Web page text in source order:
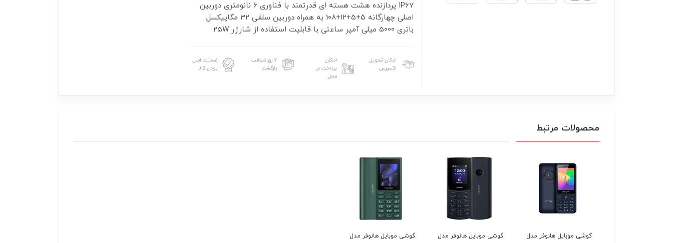
IP67 پردازنده هشت هسته ای قدرتمند با فناوری 6 نانومتری دوربین
اصلی چهارگانه 5+5+12+108 به همراه دوربین سلفی 32 مگاپیکسل
باتری 5000 میلی آمپر ساعتی با قابلیت استفاده از شارژر 25W
امکان تحویل
اکسپرس
امکان
پرداخت در
محل
۷ روز ضمانت
بازگشت
ضمانت اصل
بودن کالا
محصولات مرتبط
گوشی موبایل هانوفر مدل
گوشی موبایل هانوفر مدل
گوشی موبایل هانوفر مدل